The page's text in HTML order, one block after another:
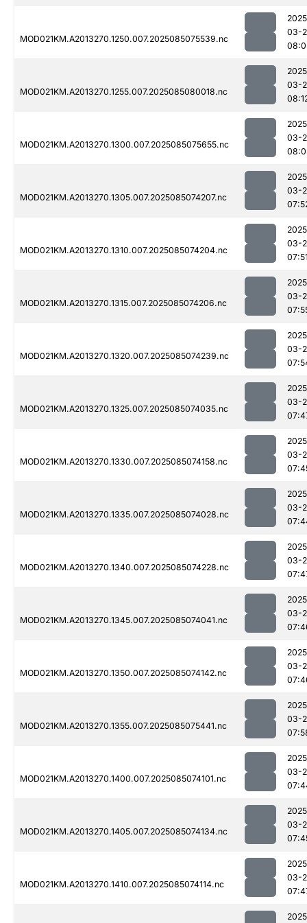
MOD021KM.A2013270.1250.007.2025085075539.nc
03-
MOD021KM.A2013270.1255.007.2025085080018.nc
03-
MOD021KM.A2013270.1300.007.2025085075655.nc
03-
MOD021KM.A2013270.1305.007.2025085074207.nc
03-
MOD021KM.A2013270.1310.007.2025085074204.nc
03-
MOD021KM.A2013270.1315.007.2025085074206.nc
03-
MOD021KM.A2013270.1320.007.2025085074239.nc
03-
MOD021KM.A2013270.1325.007.2025085074035.nc
03-
MOD021KM.A2013270.1330.007.2025085074158.nc
03-
MOD021KM.A2013270.1335.007.2025085074028.nc
03-
MOD021KM.A2013270.1340.007.2025085074228.nc
03-
MOD021KM.A2013270.1345.007.2025085074041.nc
03-
MOD021KM.A2013270.1350.007.2025085074142.nc
03-
MOD021KM.A2013270.1355.007.2025085075441.nc
03-
MOD021KM.A2013270.1400.007.2025085074101.nc
03-
MOD021KM.A2013270.1405.007.2025085074134.nc
03-
MOD021KM.A2013270.1410.007.2025085074114.nc
03-